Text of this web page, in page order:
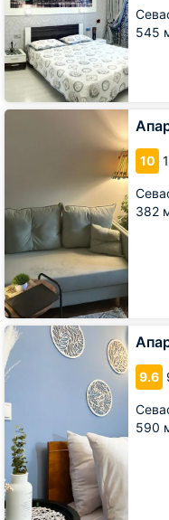
545
10
382
Апартаменты
9.6
590
Апартаменты
Счастье
жить
в
Севастополя